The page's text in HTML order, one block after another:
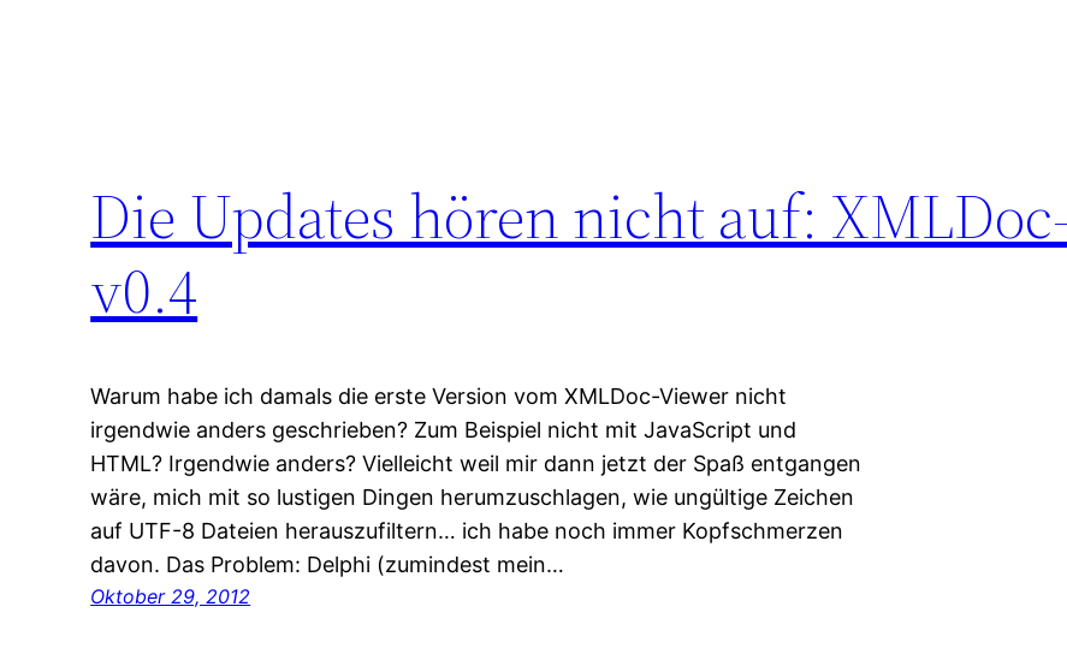
Die Updates hören nicht auf:
v0.4
Warum habe ich damals die erste Version vom XMLDoc-Viewer nicht
irgendwie anders geschrieben? Zum Beispiel nicht mit JavaScript und
HTML? Irgendwie anders? Vielleicht weil mir dann jetzt der Spaß entgangen
wäre, mich mit so lustigen Dingen herumzuschlagen, wie ungültige Zeichen
auf UTF-8 Dateien herauszufiltern… ich habe noch immer Kopfschmerzen
davon. Das Problem: Delphi (zumindest mein…
Oktober 29, 2012